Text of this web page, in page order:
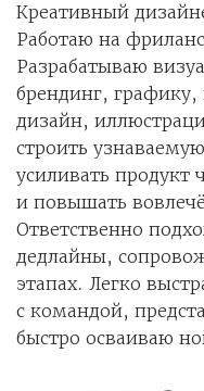
Креативный
Работаю на
Разрабатываю
брендинг,
дизайн,
строить
усиливать продукт
и повышать
Ответственно
дедлайны,
этапах. Легко
с командой,
быстро осваиваю